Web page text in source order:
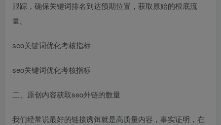
跟踪，确保关键词排名到达预期位置，获取原始的根底流
量。
seo关键词优化考核指标
seo关键词优化考核指标
二、原创内容获取seo外链的数量
我们经常说最好的链接诱饵就是高质量内容，事实证明，在